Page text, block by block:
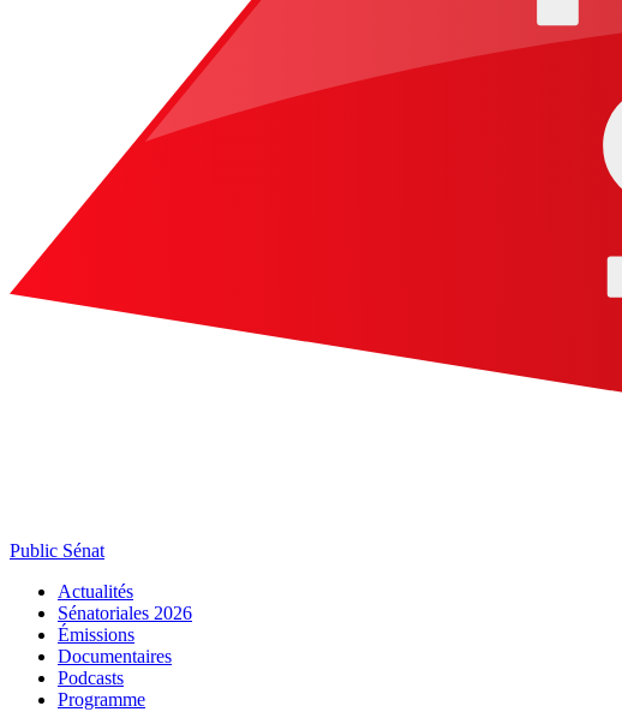
Public Sénat
Actualités
Sénatoriales 2026
Émissions
Documentaires
Podcasts
Programme